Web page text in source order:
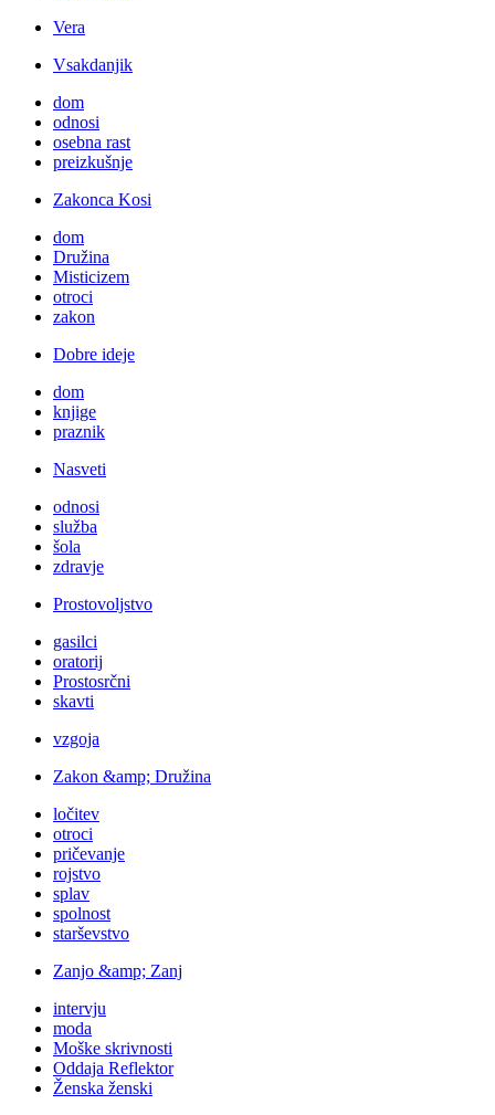
Vera
Vsakdanjik
dom
odnosi
osebna rast
preizkušnje
Zakonca Kosi
dom
Družina
Misticizem
otroci
zakon
Dobre ideje
dom
knjige
praznik
Nasveti
odnosi
služba
šola
zdravje
Prostovoljstvo
gasilci
oratorij
Prostosrčni
skavti
vzgoja
Zakon &amp; Družina
ločitev
otroci
pričevanje
rojstvo
splav
spolnost
starševstvo
Zanjo &amp; Zanj
intervju
moda
Moške skrivnosti
Oddaja Reflektor
Ženska ženski